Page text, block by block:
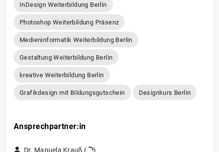
InDesign Weiterbildung Berlin
Photoshop Weiterbildung Präsenz
Medieninformatik Weiterbildung Berlin
Gestaltung Weiterbildung Berlin
kreative Weiterbildung Berlin
Grafikdesign mit Bildungsgutschein Designkurs Berlin
Ansprechpartner:in
Dr. Manuela Krauß ( )